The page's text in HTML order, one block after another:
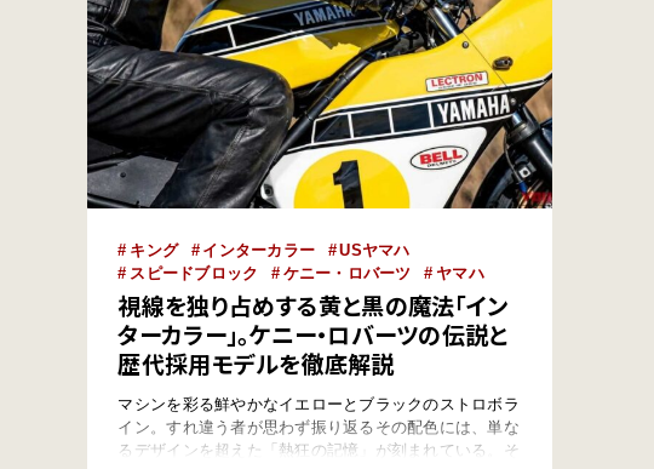
キング インターカラー
USヤマハ
スピードブロック
ケニー・ロバーツ ヤマハ
視線を独り占めする黄と黒の魔法「イン
ターカラー」。ケニー・ロバーツの伝説と
歴代採用モデルを徹底解説
マシンを彩る鮮やかなイエローとブラックのストロボラ
イン。すれ違う者が思わず振り返るその配色には、単な
るデザインを超えた「熱狂の記憶」が刻まれている。そ